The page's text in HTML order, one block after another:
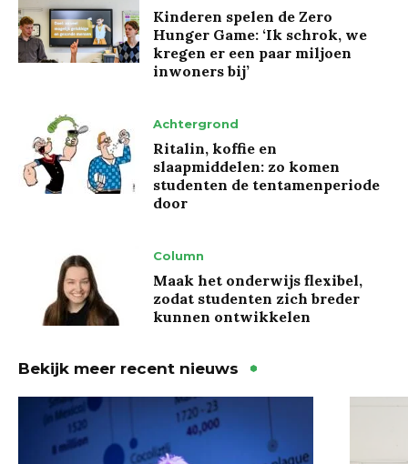
Kinderen spelen de Zero
Hunger Game: ‘Ik schrok, we
kregen er een paar miljoen
inwoners bij’
Achtergrond
Ritalin, koffie en
slaapmiddelen: zo komen
studenten de tentamenperiode
door
Column
Maak het onderwijs flexibel,
zodat studenten zich breder
kunnen ontwikkelen
Bekijk meer recent nieuws